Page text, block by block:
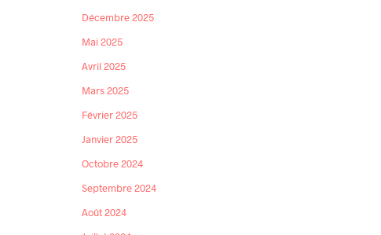
Décembre 2025
Mai 2025
Avril 2025
Mars 2025
Février 2025
Janvier 2025
Octobre 2024
Septembre 2024
Août 2024